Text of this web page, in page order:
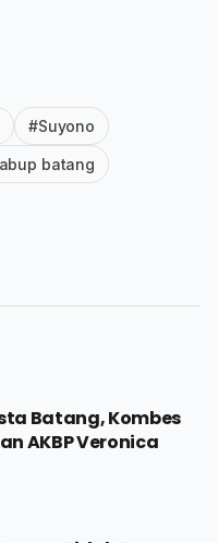
#Suyono
batang
Batang, Kombes
AKBP Veronica